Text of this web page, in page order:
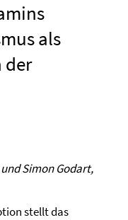
als
der
Simon Godart,
stellt das